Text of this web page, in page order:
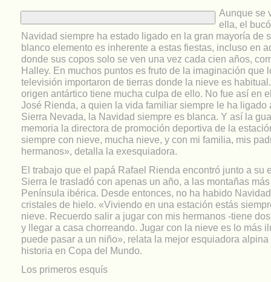
Clinic María José Rienda
Maria José Rienda celebrá en Sierra Nevada su clinic.
Aunque se
ella, el
Navidad siempre ha estado ligado en la gran mayoría de
blanco elemento es inherente a estas fiestas, incluso en
donde sus copos solo se ven una vez cada cien años,
Halley. En muchos puntos es fruto de la imaginación que
televisión importaron de tierras donde la nieve es
origen antártico tiene mucha culpa de ello. No fue así en
José Rienda, a quien la vida familiar siempre le ha ligado
Sierra Nevada, la Navidad siempre es blanca. Y así la
memoria la directora de promoción deportiva de la
siempre con nieve, mucha nieve, y con mi familia, mis
hermanos», detalla la exesquiadora.
El trabajo que el papá Rafael Rienda encontró junto a su
Sierra le trasladó con apenas un año, a las montañas
Península ibérica. Desde entonces, no ha habido
cristales de hielo. «Viviendo en una estación estás
nieve. Recuerdo salir a jugar con mis hermanos -tiene
y llegar a casa chorreando. Jugar con la nieve es lo más
puede pasar a un niño», relata la mejor esquiadora
historia en Copa del Mundo.
Los primeros esquís